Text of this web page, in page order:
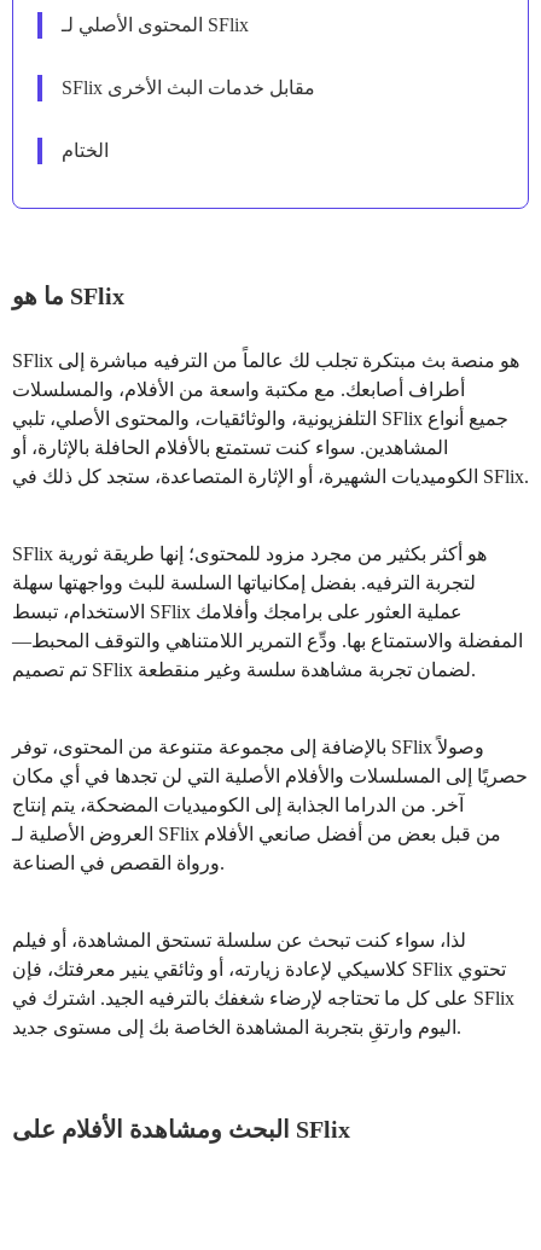
المحتوى الأصلي لـ SFlix
SFlix مقابل خدمات البث الأخرى
الختام
ما هو SFlix
SFlix هو منصة بث مبتكرة تجلب لك عالماً من الترفيه مباشرة إلى
أطراف أصابعك. مع مكتبة واسعة من الأفلام، والمسلسلات
التلفزيونية، والوثائقيات، والمحتوى الأصلي، تلبي SFlix جميع أنواع
المشاهدين. سواء كنت تستمتع بالأفلام الحافلة بالإثارة، أو
الكوميديات الشهيرة، أو الإثارة المتصاعدة، ستجد كل ذلك في SFlix.
SFlix هو أكثر بكثير من مجرد مزود للمحتوى؛ إنها طريقة ثورية
لتجربة الترفيه. بفضل إمكانياتها السلسة للبث وواجهتها سهلة
الاستخدام، تبسط SFlix عملية العثور على برامجك وأفلامك
المفضلة والاستمتاع بها. ودِّع التمرير اللامتناهي والتوقف المحبط—
تم تصميم SFlix لضمان تجربة مشاهدة سلسة وغير منقطعة.
بالإضافة إلى مجموعة متنوعة من المحتوى، توفر SFlix وصولاً
حصريًا إلى المسلسلات والأفلام الأصلية التي لن تجدها في أي مكان
آخر. من الدراما الجذابة إلى الكوميديات المضحكة، يتم إنتاج
العروض الأصلية لـ SFlix من قبل بعض من أفضل صانعي الأفلام
ورواة القصص في الصناعة.
لذا، سواء كنت تبحث عن سلسلة تستحق المشاهدة، أو فيلم
كلاسيكي لإعادة زيارته، أو وثائقي ينير معرفتك، فإن SFlix تحتوي
على كل ما تحتاجه لإرضاء شغفك بالترفيه الجيد. اشترك في SFlix
اليوم وارتقِ بتجربة المشاهدة الخاصة بك إلى مستوى جديد.
البحث ومشاهدة الأفلام على SFlix